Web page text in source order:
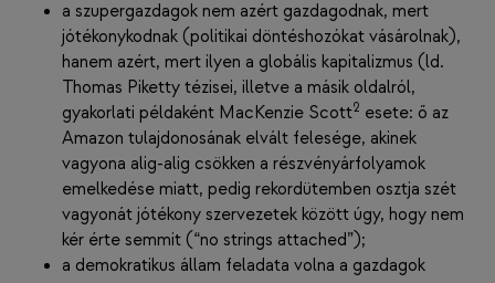
a szupergazdagok nem azért gazdagodnak, mert
jótékonykodnak (politikai döntéshozókat vásárolnak),
hanem azért, mert ilyen a globális kapitalizmus (ld.
Thomas Piketty tézisei, illetve a másik oldalról,
gyakorlati példaként MacKenzie Scott2 esete: ő az
Amazon tulajdonosának elvált felesége, akinek
vagyona alig-alig csökken a részvényárfolyamok
emelkedése miatt, pedig rekordütemben osztja szét
vagyonát jótékony szervezetek között úgy, hogy nem
kér érte semmit (“no strings attached”);
a demokratikus állam feladata volna a gazdagok